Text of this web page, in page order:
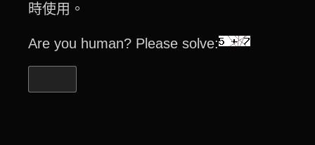
時使用。
Are you human? Please solve: